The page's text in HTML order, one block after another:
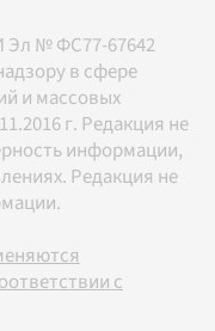
Эл № ФС77-67642
в сфере
и массовых
г. Редакция не
информации,
Редакция не
с